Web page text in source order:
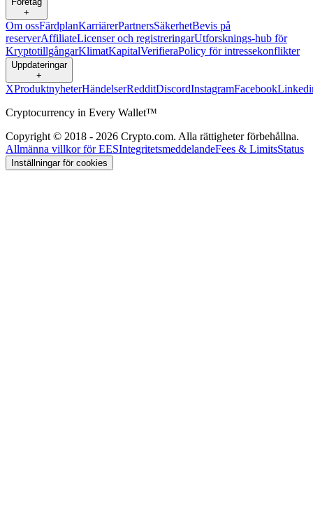
+
Om ossFärdplanKarriärerPartnersSäkerhetBevis på
reserverAffiliateLicenser och registreringarUtforsknings-hub för
KryptotillgångarKlimatKapitalVerifieraPolicy för intressekonflikter
Uppdateringar
+
XProduktnyheterHändelserRedditDiscordInstagramFacebook
Cryptocurrency in Every Wallet™
Copyright © 2018 - 2026 Crypto.com. Alla rättigheter förbehållna.
Allmänna villkor för EESIntegritetsmeddelandeFees & LimitsStatus
Inställningar för cookies